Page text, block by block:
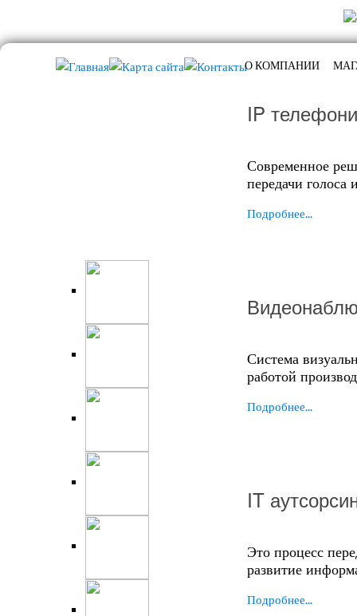
О КОМПАНИИ
IP
Современное
передачи голоса
Подробнее...
Система
работой
Подробнее...
IT
Это процесс
развитие
Подробнее...